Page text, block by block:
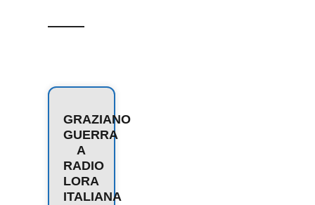
GRAZIANO
GUERRA
A
RADIO
LORA
ITALIANA